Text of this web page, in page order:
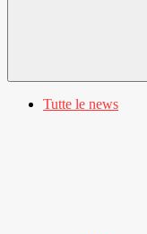
Tutte le news